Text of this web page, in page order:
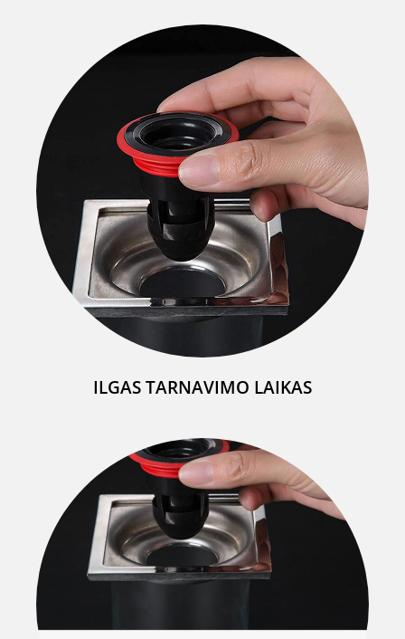
ILGAS TARNAVIMO LAIKAS